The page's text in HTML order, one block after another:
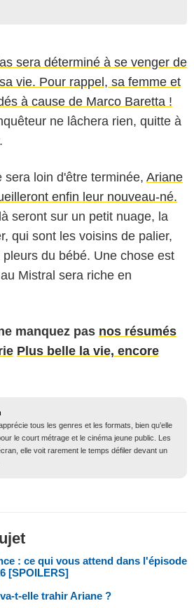
sera déterminé à se venger de
vie. Pour rappel, sa femme et
à cause de Marco Baretta !
ne lâchera rien, quitte à
sera loin d'être terminée, Ariane
enfin leur nouveau-né.
seront sur un petit nuage, la
qui sont les voisins de palier,
du bébé. Une chose est
Mistral sera riche en
manquez pas nos résumés
Plus belle la vie, encore
tous les genres et les formats, bien qu’elle
le court métrage et le cinéma jeune public. Les
elle voit rarement le temps défiler devant un
: ce qui vous attend dans l'épisode
[SPOILERS]
t-elle trahir Ariane ?